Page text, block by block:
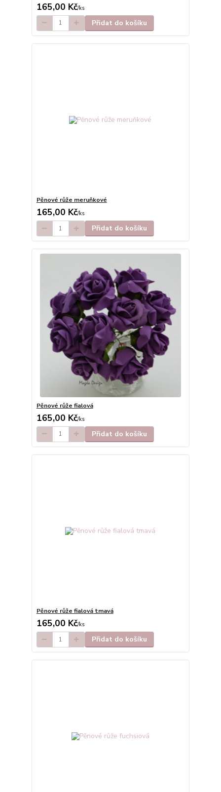
165,00 Kč/ks
Přidat do košíku
Pěnové růže meruňkové
165,00 Kč/ks
Přidat do košíku
Pěnové růže fialová
165,00 Kč/ks
Přidat do košíku
Pěnové růže fialová tmavá
165,00 Kč/ks
Přidat do košíku